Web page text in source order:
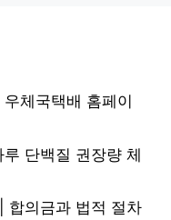
체국택배 홈페이
단백질 권장량 체
합의금과 법적 절차